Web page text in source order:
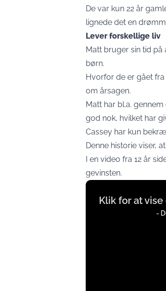
De var kun 22 år
lignede det en
Lever forskellige liv
Matt bruger sin tid på
børn.
Hvorfor de er gået
om årsagen.
Matt har bl.a.
god nok, hvilket har
Cassey har kun
Denne historie viser,
I en video fra 12 år
gevinsten.
Display
content
Klik for at
-